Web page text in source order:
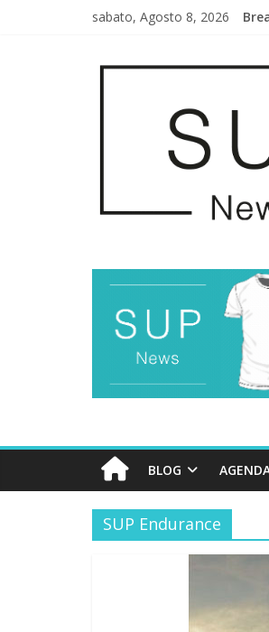
sabato, Agosto 8, 2026
BLOG
SUP Endurance